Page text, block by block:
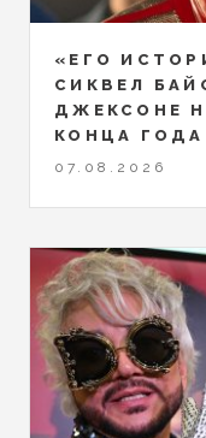
«ЕГО
СИКВЕЛ
ДЖЕКСОНЕ
КОНЦА ГОДА
07.08.2026